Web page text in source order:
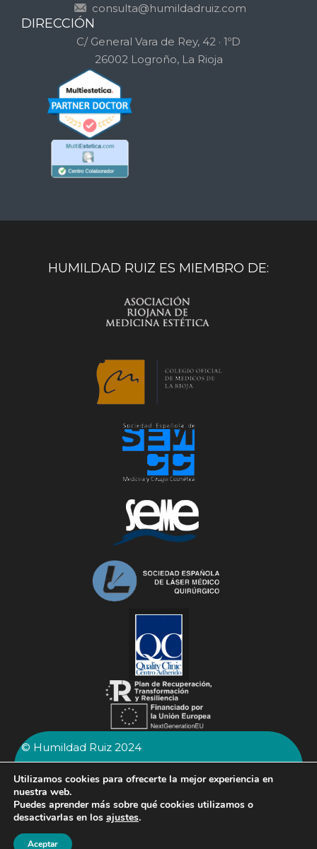
consulta@humildadruiz.com
DIRECCIÓN
C/ General Vara de Rey, 42 · 1ºD
26002 Logroño, La Rioja
HUMILDAD RUIZ ES MIEMBRO DE:
© Humildad Ruiz 2024
AVISO LEGAL
POLÍTICA DE PRIVACIDAD
POLÍTICA DE COOKIES
Utilizamos cookies para ofrecerte la mejor experiencia en
nuestra web.
Puedes aprender más sobre qué cookies utilizamos o
desactivarlas en los ajustes.
Aceptar